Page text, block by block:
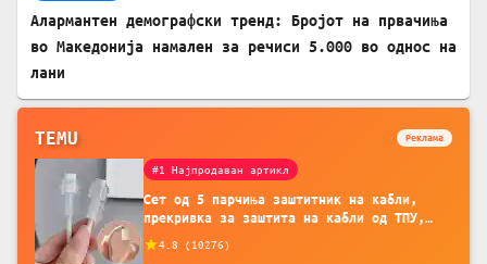
Алармантен демографски тренд: Бројот на првачиња
во Македонија намален за речиси 5.000 во однос на
лани
TEMU Реклама
#1 Најпродаван артикл
Сет од 5 парчиња заштитник на кабли,
прекривка за заштита на кабли од ТПУ,
додатоци за заштита на кабли, без
батерија, за мобилни телефони, комплет
4.8 ( 10276)